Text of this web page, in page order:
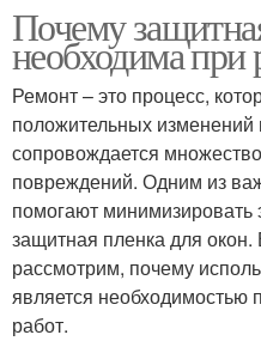
Почему
необходима при
Ремонт – это процесс,
положительных
сопровождается
повреждений. Одним из
помогают минимизировать
защитная пленка для окон.
рассмотрим, почему
является
работ.